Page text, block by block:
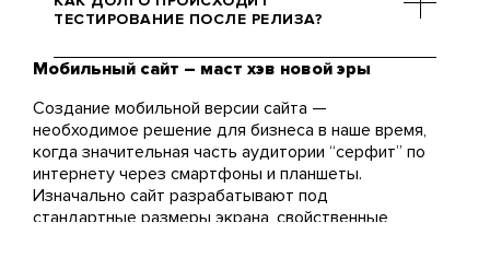
Мобильный сайт – маст хэв новой эры
Создание мобильной версии сайта —
необходимое решение для бизнеса в наше время,
когда значительная часть аудитории “серфит” по
интернету через смартфоны и планшеты.
Изначально сайт разрабатывают под
стандартные размеры экрана, свойственные
на маркетинг, сливая все
ТЕСТИРОВАНИЕ ПОСЛЕ РЕЛИЗА?
Если работа не заняла много
других случаях требуется от
недели до двух. В таких случаях
верстка требует привлечения
разных технологий, сложных
графических элементов и тому